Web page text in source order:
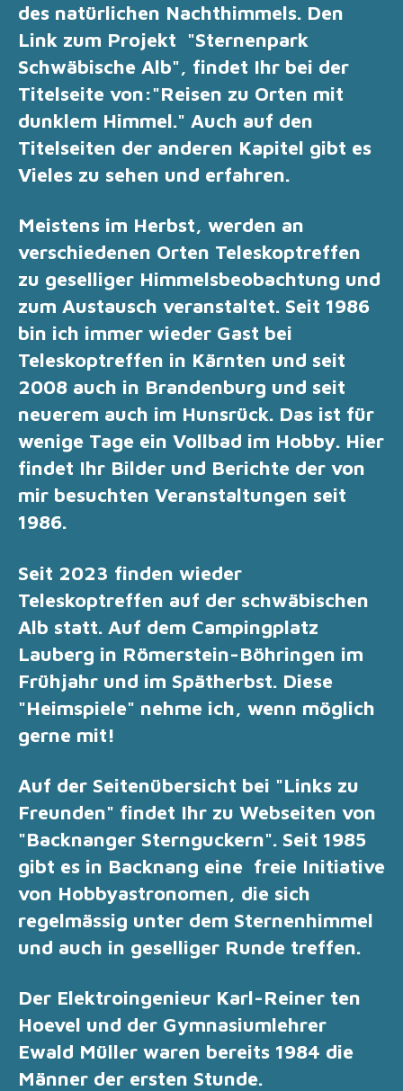
des natürlichen Nachthimmels. Den
Link zum Projekt "Sternenpark
Schwäbische Alb", findet Ihr bei der
Titelseite von:"Reisen zu Orten mit
dunklem Himmel." Auch auf den
Titelseiten der anderen Kapitel gibt es
Vieles zu sehen und erfahren.
Meistens im Herbst, werden an
verschiedenen Orten Teleskoptreffen
zu geselliger Himmelsbeobachtung und
zum Austausch veranstaltet. Seit 1986
bin ich immer wieder Gast bei
Teleskoptreffen in Kärnten und seit
2008 auch in Brandenburg und seit
neuerem auch im Hunsrück. Das ist für
wenige Tage ein Vollbad im Hobby. Hier
findet Ihr Bilder und Berichte der von
mir besuchten Veranstaltungen seit
1986.
Seit 2023 finden wieder
Teleskoptreffen auf der schwäbischen
Alb statt. Auf dem Campingplatz
Lauberg in Römerstein-Böhringen im
Frühjahr und im Spätherbst. Diese
"Heimspiele" nehme ich, wenn möglich
gerne mit!
Auf der Seitenübersicht bei "Links zu
Freunden" findet Ihr zu Webseiten von
"Backnanger Sternguckern". Seit 1985
gibt es in Backnang eine freie Initiative
von Hobbyastronomen, die sich
regelmässig unter dem Sternenhimmel
und auch in geselliger Runde treffen.
Der Elektroingenieur Karl-Reiner ten
Hoevel und der Gymnasiumlehrer
Ewald Müller waren bereits 1984 die
Männer der ersten Stunde.